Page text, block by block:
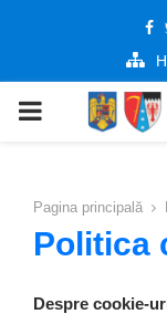
PRIMARY
Pagina principală
Politica
Despre cookie-